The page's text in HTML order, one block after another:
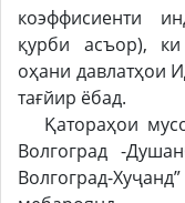
коэффисиенти
қурби асъор),
оҳани давлатҳои
тағйир ёбад.
Қатораҳои
Волгоград -
Волгоград-